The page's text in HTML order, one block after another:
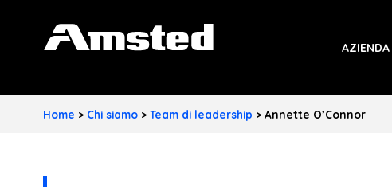
A
S
AZIENDA
Home > Chi siamo> Team di leadership > Annette O’Connor